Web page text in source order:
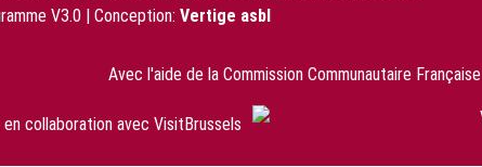
V3.0 | Conception: Vertige asbl
Avec l'aide de la Commission Communautaire Française
en collaboration avec VisitBrussels